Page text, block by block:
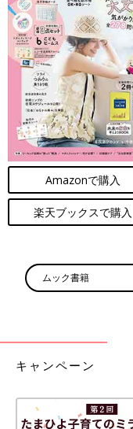
Amazonで購入
楽天ブックスで購入
ムック書籍
キャンペーン